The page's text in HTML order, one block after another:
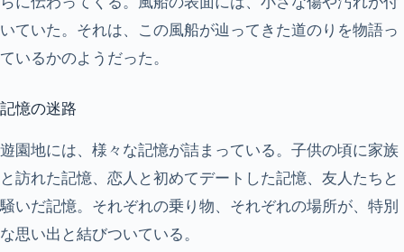
いていた。それは、この風船が辿ってきた道のりを物語っ
ているかのようだった。
記憶の迷路
遊園地には、様々な記憶が詰まっている。子供の頃に家族
と訪れた記憶、恋人と初めてデートした記憶、友人たちと
騒いだ記憶。それぞれの乗り物、それぞれの場所が、特別
な思い出と結びついている。